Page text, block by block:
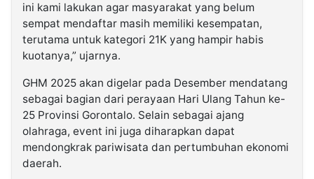
ini kami lakukan agar masyarakat yang belum
sempat mendaftar masih memiliki kesempatan,
terutama untuk kategori 21K yang hampir habis
kuotanya,” ujarnya.
GHM 2025 akan digelar pada Desember mendatang
sebagai bagian dari perayaan Hari Ulang Tahun ke-
25 Provinsi Gorontalo. Selain sebagai ajang
olahraga, event ini juga diharapkan dapat
mendongkrak pariwisata dan pertumbuhan ekonomi
daerah.